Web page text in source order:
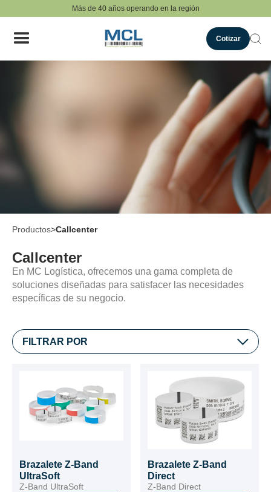
Más de 40 años operando en la región
Cotizar
Productos>Callcenter
Callcenter
En MC Logística, ofrecemos una gama completa de
soluciones diseñadas para satisfacer las necesidades
específicas de su negocio.
FILTRAR POR
Brazalete Z-Band
UltraSoft
Z-Band UltraSoft
Brazalete Z-Band
Direct
Z-Band Direct